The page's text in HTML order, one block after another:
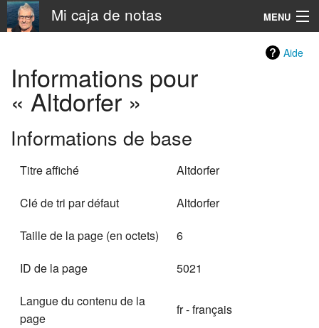
Mi caja de notas MENU
Rechercher
Aide
Informations pour
« Altdorfer »
Informations de base
Titre affiché
Altdorfer
Clé de tri par défaut
Altdorfer
Taille de la page (en octets)
6
ID de la page
5021
Langue du contenu de la
page
fr - français